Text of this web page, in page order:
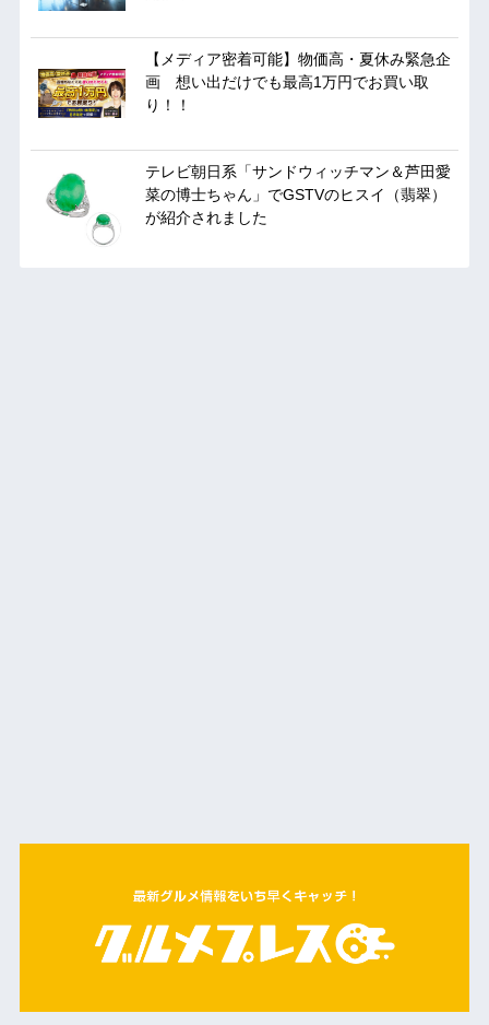
【メディア密着可能】物価高・夏休み緊急企
画 想い出だけでも最高1万円でお買い取
り！！
テレビ朝日系「サンドウィッチマン＆芦田愛
菜の博士ちゃん」でGSTVのヒスイ（翡翠）
が紹介されました